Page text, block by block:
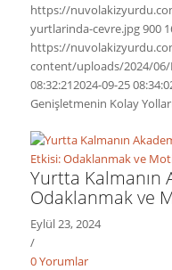
https://
yurtlarinda-cevre.jpg900
https://
content/uploads/2024/
08:32:212024-09-25
Genişletmenin Kolay
Yurtta Kalmanın
Odaklanmak ve
Eylül 23, 2024
/
0 Yorumlar